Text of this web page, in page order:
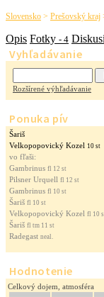
Slovensko > Prešovský kraj
Opis Fotky - 4
Vyhľadávanie
Rozšírené výhľadávanie
Ponuka pív
Šariš
Velkopopovický Kozel 10 st
vo fľaši:
Gambrinus fl 12 st
Pilsner Urquell fl 12 st
Gambrinus fl 10 st
Šariš fl 10 st
Velkopopovický Kozel fl 10
Šariš fl tm 11 st
Radegast neal.
Hodnotenie
Celkový dojem, atmosféra